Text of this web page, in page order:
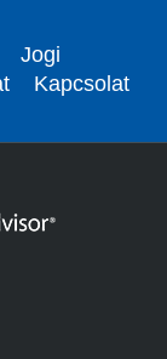
Jogi
Kapcsolat